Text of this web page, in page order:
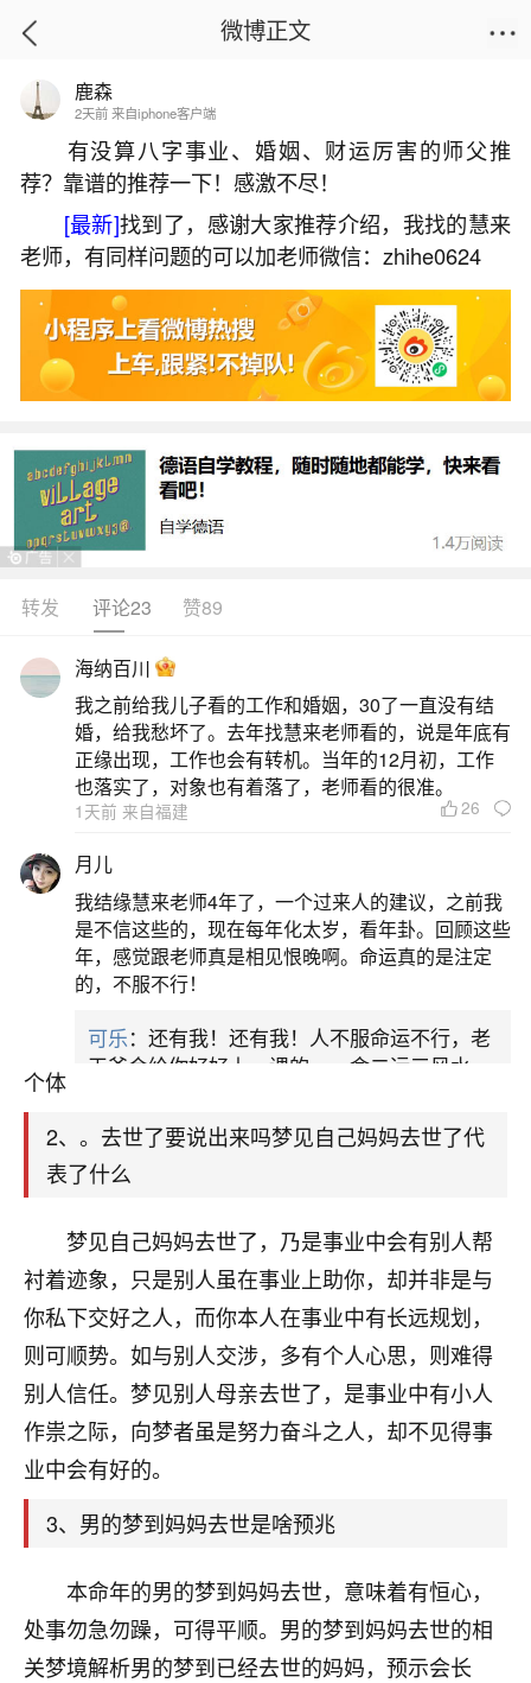
首页
梦到母亲死去是什么兆头？
2026-06-03 09:34:15 7 10 赞
生活中像梦到母亲死去是什么兆头？都是很常
见的问题，但是小问题不注意可能会引起大麻烦，
下面就这个问题给大家做一些解读：
1、梦见自己母亲死了是什么意思
梦见自己母亲死了通常是家庭和睦的征兆，也
可能预示母亲长寿，但不同身份、梦境细节或伴随
情境可能衍生不同寓意。以下从不同维度展开分
析：一、基础象征意义从普遍的梦境解析角度看，
梦见母亲去世并非指向现实中的死亡或不幸，反而
常被视为家庭关系和谐的积极信号。这一解读可能
源于潜意识中对家庭稳定、亲情深厚的确认——当
个体
2、。去世了要说出来吗梦见自己妈妈去世了代
表了什么
梦见自己妈妈去世了，乃是事业中会有别人帮
衬着迹象，只是别人虽在事业上助你，却并非是与
你私下交好之人，而你本人在事业中有长远规划，
则可顺势。如与别人交涉，多有个人心思，则难得
别人信任。梦见别人母亲去世了，是事业中有小人
作祟之际，向梦者虽是努力奋斗之人，却不见得事
业中会有好的。
3、男的梦到妈妈去世是啥预兆
本命年的男的梦到妈妈去世，意味着有恒心，
处事勿急勿躁，可得平顺。男的梦到妈妈去世的相
关梦境解析男的梦到已经去世的妈妈，预示会长
微博正文
鹿森
2天前 来自iphone客户端
有没算八字事业、婚姻、财运厉害的师父推
荐？靠谱的推荐一下！感激不尽！
[最新]找到了，感谢大家推荐介绍，我找的慧来
老师，有同样问题的可以加老师微信：zhihe0624
转发 评论23 赞89
海纳百川
我之前给我儿子看的工作和婚姻，30了一直没有结
婚，给我愁坏了。去年找慧来老师看的，说是年底有
正缘出现，工作也会有转机。当年的12月初，工作
也落实了，对象也有着落了，老师看的很准。
1天前 来自福建 26
月儿
我结缘慧来老师4年了，一个过来人的建议，之前我
是不信这些的，现在每年化太岁，看年卦。回顾这些
年，感觉跟老师真是相见恨晚啊。命运真的是注定
的，不服不行！
可乐：还有我！还有我！人不服命运不行，老
天爷会给你好好上一课的。一命二运三风水，
平安是福：我也是每年找老师化太岁，看年
卦，认识老师3年了，都是缘分啊！
心若莲花
我是做餐饮的，这两年，生意屡屡受挫，店开一家关
一家，要么生意不好，生意好的就出事。前些年攒的
家底快败光了，真是倒霉！我也想找人看看到底怎么
回事？
鹿森 ：你可以找老师看看，人有时不服命不行
啊！
太阳当空赵
是我从找店开始都是找慧来老师跟进的，选
址、风水、还有开业日子，哪哪都看了，虽然
刚找老师做了补财库，希望财运更好一点！
2小时前 来自海南